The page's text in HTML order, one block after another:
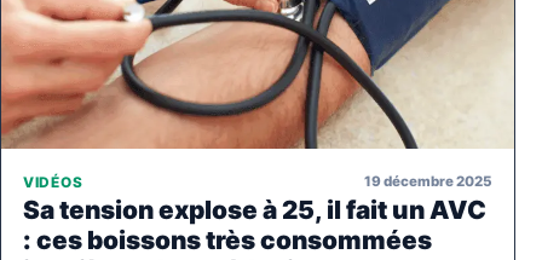
VIDÉOS 19 décembre 2025
Sa tension explose à 25, il fait un AVC
: ces boissons très consommées